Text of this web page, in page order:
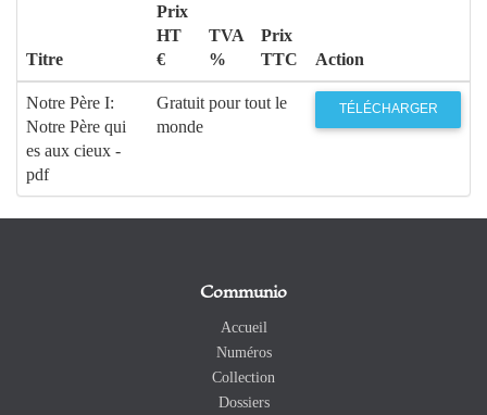
Titre
Prix
HT
€
TVA
%
Prix
TTC
Action
Notre Père I:
Notre Père qui
es aux cieux -
pdf
Gratuit pour tout le
monde
TÉLÉCHARGER
Communio
Accueil
Numéros
Collection
Dossiers